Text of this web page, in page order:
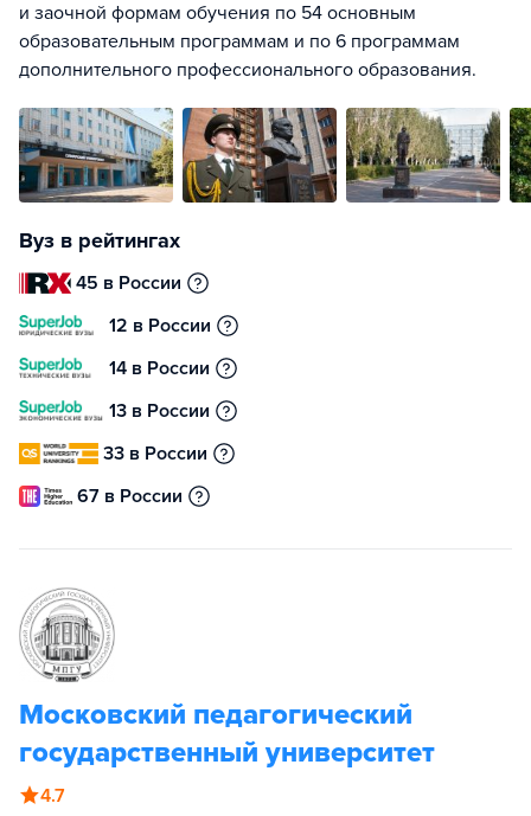
и заочной формам обучения по 54 основным
образовательным программам и по 6 программам
дополнительного профессионального образования.
Вуз в рейтингах
45 в России
12 в России
14 в России
13 в России
33 в России
67 в России
Московский педагогический
государственный университет
4.7